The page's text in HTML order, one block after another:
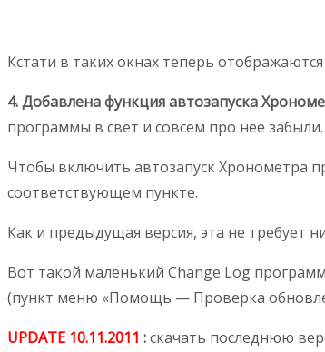
Кстати в таких окнах теперь
4. Добавлена функция автозапуска
программы в свет и совсем про неё
Чтобы включить автозапуск Хронометра
соответствующем пункте.
Как и предыдущая версия, эта не требует
Вот такой маленький Change Log
(пункт меню «Помощь — Проверка
UPDATE 10.11.2011 :скачать последнюю